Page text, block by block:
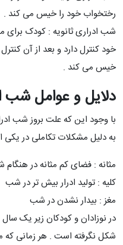
رختخواب خود را خیس می کند .
خود کنترل دارد و بعد از آن
خیس می کند .
دلایل و عوامل شب
با وجود این که علت بروز شب
به دلیل مشکلات تکاملی در یکی
مثانه : فضای کم مثانه در
کلیه : تولید ادرار بیش تر در شب
مغز : بیدار نشدن در شب
در نوزادان و کودکان زیر یک
شکل نگرفته است . هر زمانی که